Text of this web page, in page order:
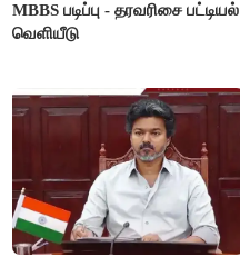
MBBS படிப்பு - தரவரிசை பட்டியல்
வெளியீடு